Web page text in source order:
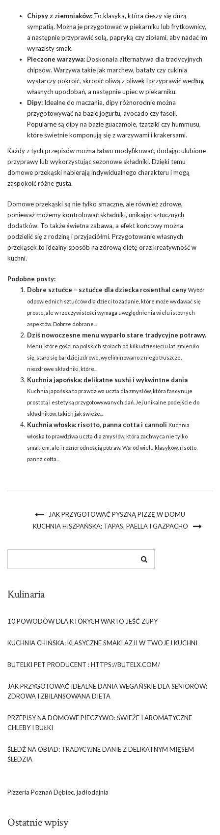
Chipsy z ziemniaków: To klasyka, która cieszy się dużą
sympatią. Można je przygotować w piekarniku lub frytkownicy,
a następnie przyprawić solą, papryką czy ziołami, aby nadać im
wyrazisty smak.
Pieczone warzywa:Doskonała alternatywa dla tradycyjnych
chipsów. Warzywa takie jak marchew, bataty czy cukinia
wystarczy pokroić, skropić oliwą z oliwek i przyprawić według
własnych upodobań, a następnie upiec w piekarniku.
Dipy: Idealne do maczania, dipy różnorodnie można
przygotowywać na bazie jogurtu, avocado czy fasoli.
Popularne są dipy na bazie guacamole, tzatziki czy hummusu,
które świetnie komponują się z warzywami i krakersami.
Każdy z tych przepisów można łatwo modyfikować, dodając ulubione
przyprawy lub wykorzystując sezonowe składniki. Dzięki temu
domowe przekąski nabierają indywidualnego charakteru i mogą
zaspokoić różne gusta.
Domowe przekąski są nie tylko smaczne, ale również zdrowe,
ponieważ możemy kontrolować składniki, unikając sztucznych
dodatków. To także świetna zabawa, a efekt końcowy można
podzielić się z rodziną i przyjaciółmi. Przygotowanie własnych
przekąsek to idealny sposób na zdrową dietę oraz kreatywność w
kuchni.
Podobne posty:
Dobre sztućce – sztućce dla dziecka rosenthal ceny Wybór
odpowiednich sztućców dla dzieci to zadanie, które może wydawać się
proste, ale w rzeczywistości wymaga uwzględnienia wielu istotnych
aspektów. Dobrze dobrane...
Dziś nowoczesne menu wyparło stare tradycyjne potrawy.
Menu, które gości na polskich stołach od kilkudziesięciu lat, zmieniło
się, stało się bardziej zdrowe, wyeliminowano z niego tłuszcze,
niezdrowe składniki, które...
Kuchnia japońska: delikatne sushi i wykwintne dania
Kuchnia japońska to prawdziwa uczta dla zmysłów, która fascynuje
prostotą i estetyką przygotowywanych dań. Jej unikalne podejście do
składników, takich jak świeże...
Kuchnia włoska: risotto, panna cotta i cannoli Kuchnia
włoska to prawdziwa uczta dla zmysłów, która zachwyca nie tylko
smakiem, ale i różnorodnością potraw. Wśród wielu klasyków, risotto,
panna cotta...
JAK PRZYGOTOWAĆ PYSZNĄ PIZZĘ W DOMU
KUCHNIA HISZPAŃSKA: TAPAS, PAELLA I GAZPACHO
Kulinaria
10 POWODÓW DLA KTÓRYCH WARTO JEŚĆ ZUPY
KUCHNIA CHIŃSKA: KLASYCZNE SMAKI AZJI W TWOJEJ KUCHNI
BUTELKI PET PRODUCENT : HTTPS://BUTELX.COM/
JAK PRZYGOTOWAĆ IDEALNE DANIA WEGAŃSKIE DLA SENIORÓW:
ZDROWA I ZBILANSOWANA DIETA
PRZEPISY NA DOMOWE PIECZYWO: ŚWIEŻE I AROMATYCZNE
CHLEBY I BUŁKI
ŚLEDŹ NA OBIAD: TRADYCYJNE DANIE Z DELIKATNYM MIĘSEM
ŚLEDZIA
Pizzeria Poznań Dębiec, jadłodajnia
Ostatnie wpisy